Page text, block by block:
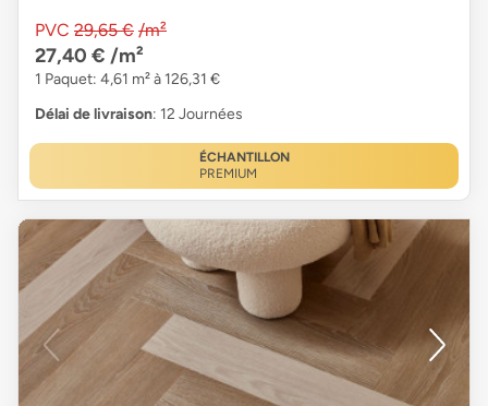
PVC 29,65 € /m²
27,40 € /m²
1 Paquet: 4,61 m² à 126,31 €
Délai de livraison: 12 Journées
ÉCHANTILLON
PREMIUM